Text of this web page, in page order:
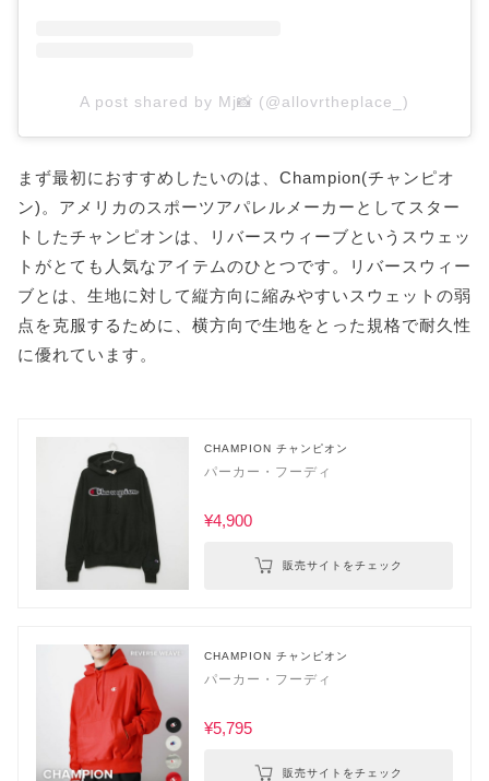
A post shared by Mj📸 (@allovrtheplace_)
まず最初におすすめしたいのは、Champion(チャンピオ
ン)。アメリカのスポーツアパレルメーカーとしてスター
トしたチャンピオンは、リバースウィーブというスウェッ
トがとても人気なアイテムのひとつです。リバースウィー
ブとは、生地に対して縦方向に縮みやすいスウェットの弱
点を克服するために、横方向で生地をとった規格で耐久性
に優れています。
CHAMPION チャンピオン
パーカー・フーディ
¥4,900
販売サイトをチェック
CHAMPION チャンピオン
パーカー・フーディ
¥5,795
販売サイトをチェック